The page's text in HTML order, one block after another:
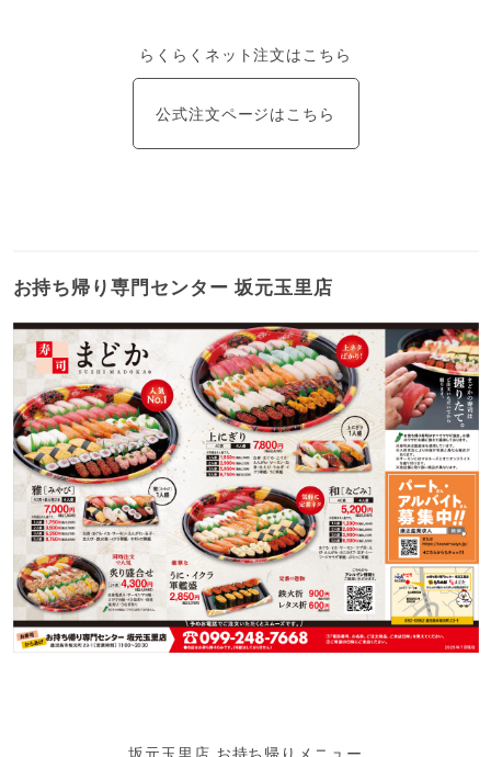
らくらくネット注文はこちら
公式注文ページはこちら
お持ち帰り専門センター 坂元玉里店
坂元玉里店 お持ち帰りメニュー